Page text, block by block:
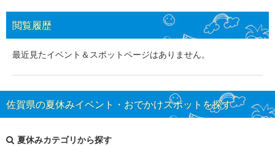
閲覧履歴
最近見たイベント＆スポットページはありません。
佐賀県の夏休みイベント・おでかけスポットを探す
夏休みカテゴリから探す